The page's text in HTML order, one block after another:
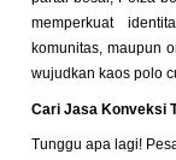
memperkuat
komunitas, maupun
wujudkan kaos polo
Cari Jasa Konveksi
Tunggu apa lagi!